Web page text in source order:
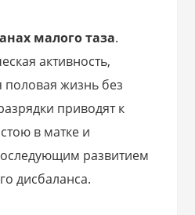
малого таза.
активность,
половая жизнь без
приводят к
в матке и
развитием
дисбаланса.